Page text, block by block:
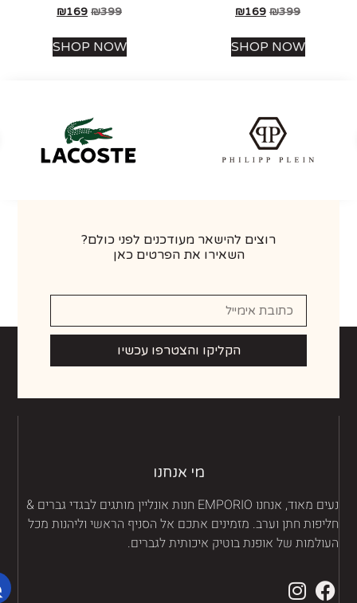
₪
₪169
SHOP NOW
₪
₪169
SHOP NOW
רוצים להישאר מעודכנים לפני כולם?
השאירו את הפרטים כאן
הקליקו והצטרפו עכשיו
מי אנחנו
נעים מאוד, אנחנו EMPORIO חנות אונליין מותגים לבגדי גברים &
חתן וערב. מזמינים אתכם אל הסניף הראשי וליהנות מכל
של אופנת בוטיק איכותית לגברים.